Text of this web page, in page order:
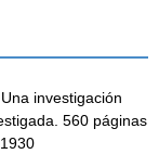
investigación
560 páginas